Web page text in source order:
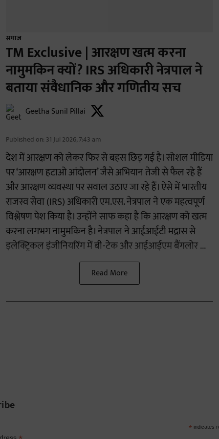
समाज
TM Exclusive | आरक्षण खत्म करना
नामुमकिन क्यों? IRS अधिकारी नेत्रपाल ने
बताया संवैधानिक और गणितीय सच
Geetha Sunil Pillai
Published on: 31 Jul 2026, 7:43 am
देश में आरक्षण को लेकर फिर से बहस छिड़ गई है। सोशल मीडिया
पर ‘आरक्षण हटाओ आंदोलन’ जैसे अभियान तेजी से फैल रहे हैं
और आरक्षण व्यवस्था पर सवाल उठाए जा रहे हैं। ऐसे में भारतीय
राजस्व सेवा (IRS) अधिकारी एम.एस. नेत्रपाल ने एक महत्वपूर्ण
विश्लेषण पेश किया है। उन्होंने साफ कहा है कि आरक्षण को खत्म
करना लगभग नामुमकिन है। नेत्रपाल ने आईआईटी मद्रास से
इलेक्ट्रिकल इंजीनियरिंग में बी-टेक और आईआईएम बैंगलोर ...
Read More
* indicates